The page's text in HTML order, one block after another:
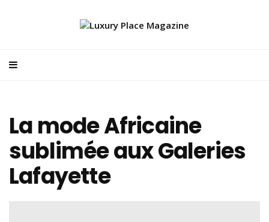
La mode Africaine
sublimée aux Galeries
Lafayette